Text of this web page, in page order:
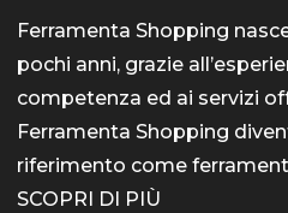
Ferramenta Shopping
pochi anni, grazie
competenza ed ai servizi
Ferramenta Shopping
riferimento come
SCOPRI DI PIÙ